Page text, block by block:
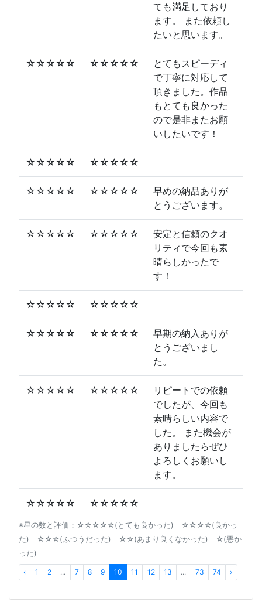
ても満足しており
ます。 また依頼し
たいと思います。
☆☆☆☆☆ ☆☆☆☆☆
とてもスピーディ
で丁寧に対応して
頂きました。作品
もとても良かった
ので是非またお願
いしたいです！
☆☆☆☆☆ ☆☆☆☆☆
☆☆☆☆☆ ☆☆☆☆☆
早めの納品ありが
とうございます。
☆☆☆☆☆ ☆☆☆☆☆
安定と信頼のクオ
リティで今回も素
晴らしかったで
す！
☆☆☆☆☆ ☆☆☆☆☆
☆☆☆☆☆ ☆☆☆☆☆
早期の納入ありが
とうございまし
た。
☆☆☆☆☆ ☆☆☆☆☆
リピートでの依頼
でしたが、今回も
素晴らしい内容で
した。 また機会が
ありましたらぜひ
よろしくお願いし
ます。
☆☆☆☆☆ ☆☆☆☆☆
※星の数と評価：☆☆☆☆☆(とても良かった) ☆☆☆☆(良かっ
た) ☆☆☆(ふつうだった) ☆☆(あまり良くなかった) ☆(悪か
った)
‹ 1 2 ... 7 8 9 10 11 12 13 ... 73 74 ›